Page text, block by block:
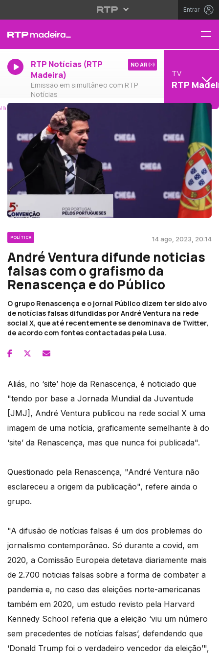
Entrar
RTP Notícias (RTP
Madeira)
Emissão em simultâneo com RTP
Notícias
NO AR
TV
RTP
POLÍTICA 14 ago, 2023, 20:14
André Ventura difunde noticias
falsas com o grafismo da
Renascença e do Público
O grupo Renascença e o jornal Público dizem ter sido alvo
de notícias falsas difundidas por André Ventura na rede
social X, que até recentemente se denominava de Twitter,
de acordo com fontes contactadas pela Lusa.
Aliás, no ‘site’ hoje da Renascença, é noticiado que
"tendo por base a Jornada Mundial da Juventude
[JMJ], André Ventura publicou na rede social X uma
imagem de uma notícia, graficamente semelhante à do
‘site’ da Renascença, mas que nunca foi publicada".
Questionado pela Renascença, "André Ventura não
esclareceu a origem da publicação", refere ainda o
grupo.
"A difusão de notícias falsas é um dos problemas do
jornalismo contemporâneo. Só durante a covid, em
2020, a Comissão Europeia detetava diariamente mais
de 2.700 noticias falsas sobre a forma de combater a
pandemia e, no caso das eleições norte-americanas
também em 2020, um estudo revisto pela Harvard
Kennedy School referia que a eleição ‘viu um número
sem precedentes de notícias falsas’, defendendo que
‘Donald Trump foi o verdadeiro vencedor da eleição’",